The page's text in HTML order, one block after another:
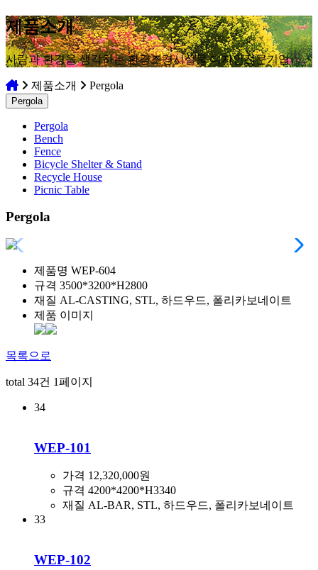
제품소개
사람과 환경을 생각하는 환경조경시설물 디자인전문기업
제품소개 Pergola
Pergola
Pergola
Bench
Fence
Bicycle Shelter & Stand
Recycle House
Picnic Table
Pergola
제품명 WEP-604
규격 3500*3200*H2800
재질 AL-CASTING, STL, 하드우드, 폴리카보네이트
제품 이미지
목록으로
total 34건 1페이지
34
WEP-101
가격 12,320,000원
규격 4200*4200*H3340
재질 AL-BAR, STL, 하드우드, 폴리카보네이트
33
WEP-102